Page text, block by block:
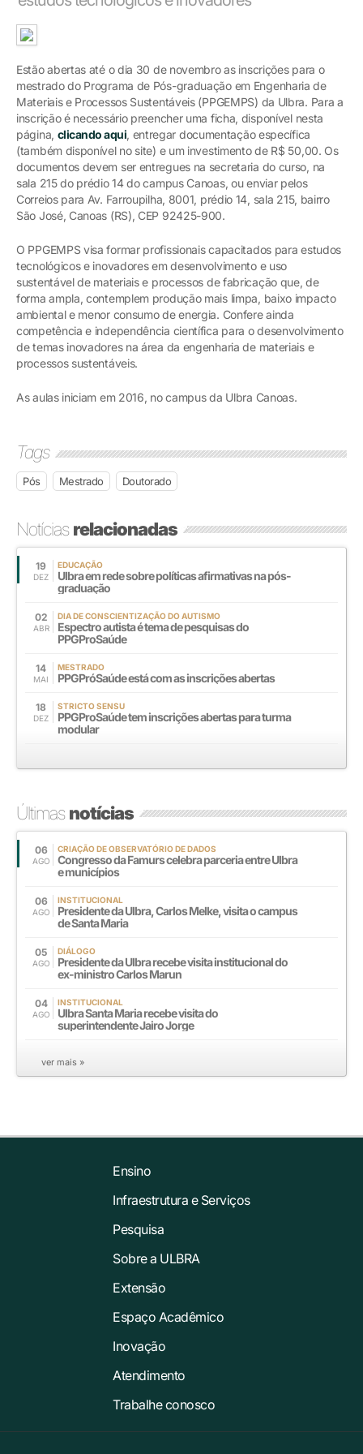
Estão abertas até o dia 30 de novembro as inscrições para o
mestrado do Programa de Pós-graduação em Engenharia de
Materiais e Processos Sustentáveis (PPGEMPS) da Ulbra. Para a
inscrição é necessário preencher uma ficha, disponível nesta
página, clicando aqui, entregar documentação específica
(também disponível no site) e um investimento de R$ 50,00. Os
documentos devem ser entregues na secretaria do curso, na
sala 215 do prédio 14 do campus Canoas, ou enviar pelos
Correios para Av. Farroupilha, 8001, prédio 14, sala 215, bairro
São José, Canoas (RS), CEP 92425-900.
O PPGEMPS visa formar profissionais capacitados para estudos
tecnológicos e inovadores em desenvolvimento e uso
sustentável de materiais e processos de fabricação que, de
forma ampla, contemplem produção mais limpa, baixo impacto
ambiental e menor consumo de energia. Confere ainda
competência e independência científica para o desenvolvimento
de temas inovadores na área da engenharia de materiais e
processos sustentáveis.
As aulas iniciam em 2016, no campus da Ulbra Canoas.
Tags
Pós Mestrado Doutorado
Notíciasrelacionadas
19
DEZ
EDUCAÇÃO
Ulbra em rede sobre políticas afirmativas na pós-
graduação
02
ABR
DIA DE CONSCIENTIZAÇÃO DO AUTISMO
Espectro autista é tema de pesquisas do
PPGProSaúde
14
MAI
MESTRADO
PPGPróSaúde está com as inscrições abertas
18
DEZ
STRICTO SENSU
PPGProSaúde tem inscrições abertas para turma
modular
Últimasnotícias
06
AGO
CRIAÇÃO DE OBSERVATÓRIO DE DADOS
Congresso da Famurs celebra parceria entre Ulbra
e municípios
06
AGO
INSTITUCIONAL
Presidente da Ulbra, Carlos Melke, visita o campus
de Santa Maria
05
AGO
DIÁLOGO
Presidente da Ulbra recebe visita institucional do
ex-ministro Carlos Marun
04
AGO
INSTITUCIONAL
Ulbra Santa Maria recebe visita do
superintendente Jairo Jorge
ver mais »
Ensino
Infraestrutura e Serviços
Pesquisa
Sobre a ULBRA
Extensão
Espaço Acadêmico
Inovação
Atendimento
Trabalhe conosco